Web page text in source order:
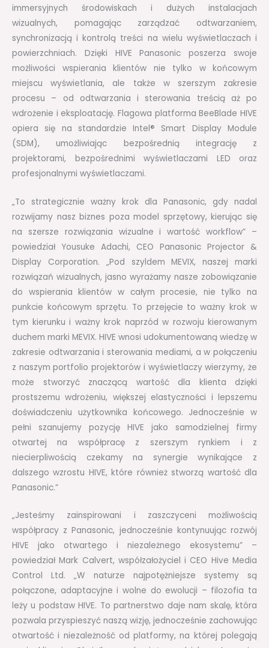
immersyjnych środowiskach i dużych instalacjach
wizualnych, pomagając zarządzać odtwarzaniem,
synchronizacją i kontrolą treści na wielu wyświetlaczach i
powierzchniach. Dzięki HIVE Panasonic poszerza swoje
możliwości wspierania klientów nie tylko w końcowym
miejscu wyświetlania, ale także w szerszym zakresie
procesu – od odtwarzania i sterowania treścią aż po
wdrożenie i eksploatację. Flagowa platforma BeeBlade HIVE
opiera się na standardzie Intel® Smart Display Module
(SDM), umożliwiając bezpośrednią integrację z
projektorami, bezpośrednimi wyświetlaczami LED oraz
profesjonalnymi wyświetlaczami.
„To strategicznie ważny krok dla Panasonic, gdy nadal
rozwijamy nasz biznes poza model sprzętowy, kierując się
na szersze rozwiązania wizualne i wartość workflow” –
powiedział Yousuke Adachi, CEO Panasonic Projector &
Display Corporation. „Pod szyldem MEVIX, naszej marki
rozwiązań wizualnych, jasno wyrażamy nasze zobowiązanie
do wspierania klientów w całym procesie, nie tylko na
punkcie końcowym sprzętu. To przejęcie to ważny krok w
tym kierunku i ważny krok naprzód w rozwoju kierowanym
duchem marki MEVIX. HIVE wnosi udokumentowaną wiedzę w
zakresie odtwarzania i sterowania mediami, a w połączeniu
z naszym portfolio projektorów i wyświetlaczy wierzymy, że
może stworzyć znaczącą wartość dla klienta dzięki
prostszemu wdrożeniu, większej elastyczności i lepszemu
doświadczeniu użytkownika końcowego. Jednocześnie w
pełni szanujemy pozycję HIVE jako samodzielnej firmy
otwartej na współpracę z szerszym rynkiem i z
niecierpliwością czekamy na synergie wynikające z
dalszego wzrostu HIVE, które również stworzą wartość dla
Panasonic.”
„Jesteśmy zainspirowani i zaszczyceni możliwością
współpracy z Panasonic, jednocześnie kontynuując rozwój
HIVE jako otwartego i niezależnego ekosystemu” –
powiedział Mark Calvert, współzałożyciel i CEO Hive Media
Control Ltd. „W naturze najpotężniejsze systemy są
połączone, adaptacyjne i wolne do ewolucji – filozofia ta
leży u podstaw HIVE. To partnerstwo daje nam skalę, która
pozwala przyspieszyć naszą wizję, jednocześnie zachowując
otwartość i niezależność od platformy, na której polegają